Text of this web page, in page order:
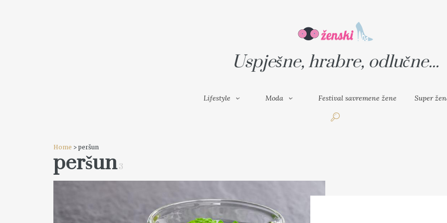
SUPER ŽENA
Uspješne, hrabre, odlučne...
Lifestyle Moda Festival savremene žene Super
Home > peršun
peršun3